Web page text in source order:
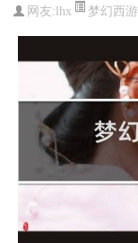
网友: lhx 梦幻西游